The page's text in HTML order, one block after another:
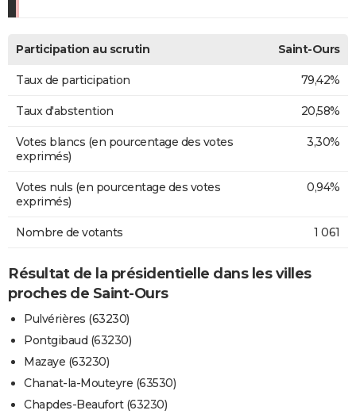
Participation au scrutin Saint-Ours
Taux de participation 79,42%
Taux d'abstention 20,58%
Votes blancs (en pourcentage des votes
exprimés)
3,30%
Votes nuls (en pourcentage des votes
exprimés)
0,94%
Nombre de votants 1 061
Résultat de la présidentielle dans les villes
proches de Saint-Ours
Pulvérières (63230)
Pontgibaud (63230)
Mazaye (63230)
Chanat-la-Mouteyre (63530)
Chapdes-Beaufort (63230)